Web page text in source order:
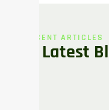
RECENT ARTICLES
Our Latest